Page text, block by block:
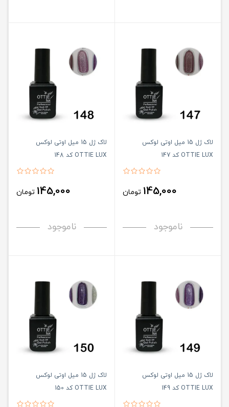
لاک ژل 15 میل اوتی لوکس
OTTIE LUX کد 147
145,000 تومان
ناموجود
لاک ژل 15 میل اوتی لوکس
OTTIE LUX کد 148
145,000 تومان
ناموجود
لاک ژل 15 میل اوتی لوکس
OTTIE LUX کد 149
لاک ژل 15 میل اوتی لوکس
OTTIE LUX کد 150